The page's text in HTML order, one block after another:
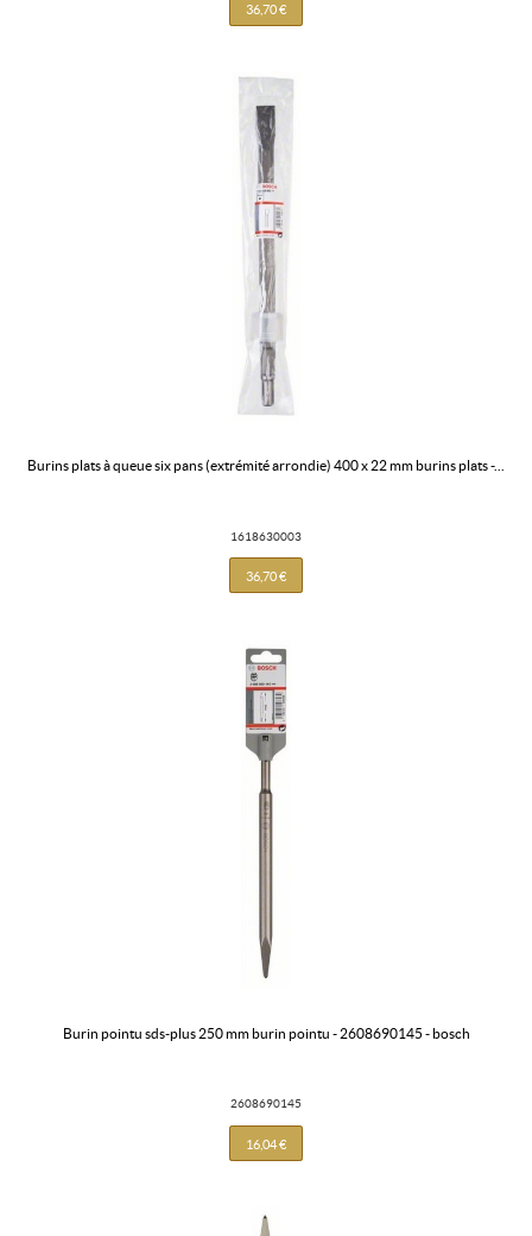
36,70 €
burins plats à queue six pans (extrémité arrondie) 400 x 22 mm burins plats -...
1618630003
36,70 €
burin pointu sds-plus 250 mm burin pointu - 2608690145 - bosch
2608690145
16,04 €